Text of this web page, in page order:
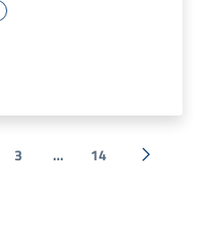
3 ... 14 Successiva